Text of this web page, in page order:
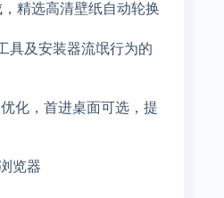
精选高清壁纸自动轮换
具及安装器流氓行为的
化，首进桌面可选，提
览器